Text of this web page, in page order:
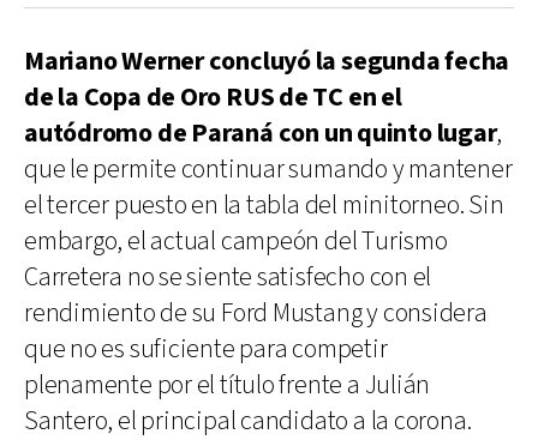
Mariano Werner concluyó la segunda fecha
de la Copa de Oro RUS de TC en el
autódromo de Paraná con un quinto lugar,
que le permite continuar sumando y mantener
el tercer puesto en la tabla del minitorneo. Sin
embargo, el actual campeón del Turismo
Carretera no se siente satisfecho con el
rendimiento de su Ford Mustang y considera
que no es suficiente para competir
plenamente por el título frente a Julián
Santero, el principal candidato a la corona.